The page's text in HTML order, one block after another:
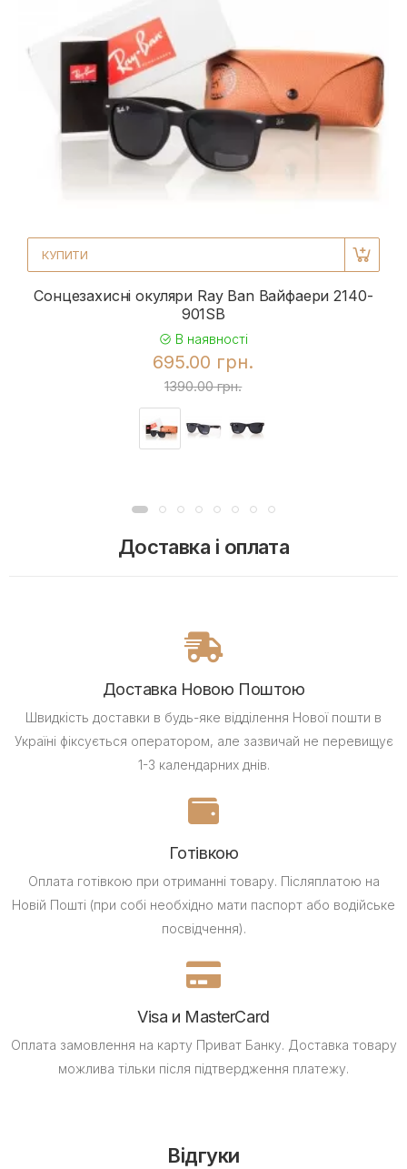
КУПИТИ
Сонцезахисні окуляри Ray Ban Вайфаери 2140-
901SB
В наявності
695.00 грн.
1390.00 грн.
Доставка і оплата
Доставка Новою Поштою
Швидкість доставки в будь-яке відділення Нової пошти в
Україні фіксується оператором, але зазвичай не перевищує
1-3 календарних днів.
Готівкою
Оплата готівкою при отриманні товару. Післяплатою на
Новій Пошті (при собі необхідно мати паспорт або водійське
посвідчення).
Visa и MasterCard
Оплата замовлення на карту Приват Банку. Доставка товару
можлива тільки після підтвердження платежу.
Відгуки